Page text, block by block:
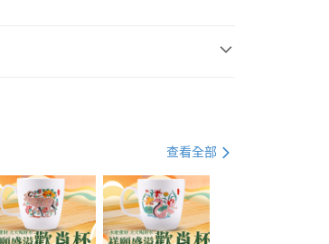
期」，訂單成立後會自動跳轉到大哥付的交易
費用金額請依後續交易確認頁面所載為準。
往確認交易或遇審核未通過，訂單將自動取
狀況，表示未達大哥付你分期系統評分，恕
查看全部